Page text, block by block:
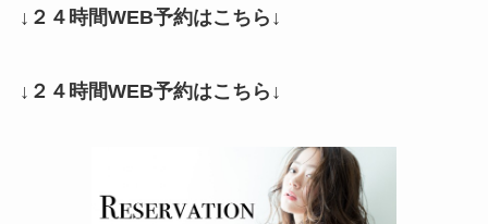
↓２４時間WEB予約はこちら↓
↓２４時間WEB予約はこちら↓